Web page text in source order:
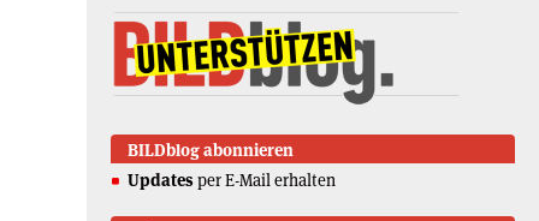
BILDblog abonnieren
Updates per E-Mail erhalten